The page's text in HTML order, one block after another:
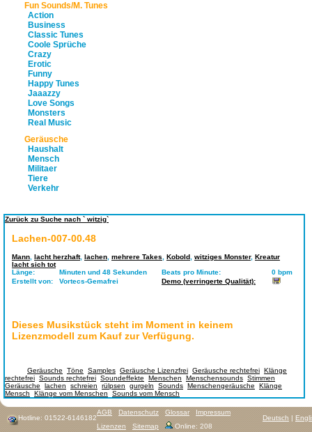
Fun Sounds/M. Tunes
Action
Business
Classic Tunes
Coole Sprüche
Crazy
Erotic
Funny
Happy Tunes
Jaaazzy
Love Songs
Monsters
Real Music
Geräusche
Haushalt
Mensch
Militaer
Tiere
Verkehr
Zurück zu Suche nach ` witzig`
Lachen-007-00.48
Mann lacht herzhaft, lachen mehrere Takes Kobold witziges Monster, Kreatur
lacht sich tot
Länge:
Minuten und 48 Sekunden Beats pro Minute:
0 bpm
Erstellt von:
Vortecs-Gemafrei Demo (verringerte Qualität):
Dieses Musikstück steht im Moment in keinem
Lizenzmodell zum Kauf zur Verfügung.
Geräusche Töne Samples Geräusche Lizenzfrei Geräusche rechtefrei Klänge
rechtefrei Sounds rechtefrei Soundeffekte Menschen Menschensounds Stimmen
Geräusche
lachen schreien rülpsen gurgeln Sounds Menschengeräusche
Klänge
Mensch
Klänge vom Menschen Sounds vom Mensch
Hotline: 01522-6146182 Deutsch |
AGB Datenschutz Glossar
Impressum
Lizenzen
Sitemap Online: 208